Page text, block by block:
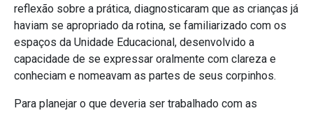
reflexão sobre a prática, diagnosticaram que as crianças já
haviam se apropriado da rotina, se familiarizado com os
espaços da Unidade Educacional, desenvolvido a
capacidade de se expressar oralmente com clareza e
conheciam e nomeavam as partes de seus corpinhos.
Para planejar o que deveria ser trabalhado com as